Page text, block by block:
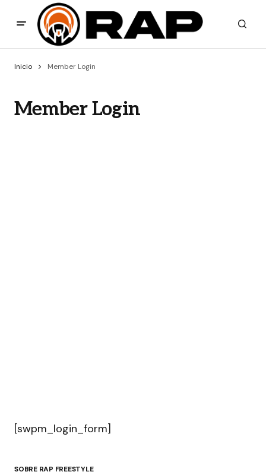
Inicio Member Login
Member Login
[swpm_login_form]
SOBRE RAP FREESTYLE